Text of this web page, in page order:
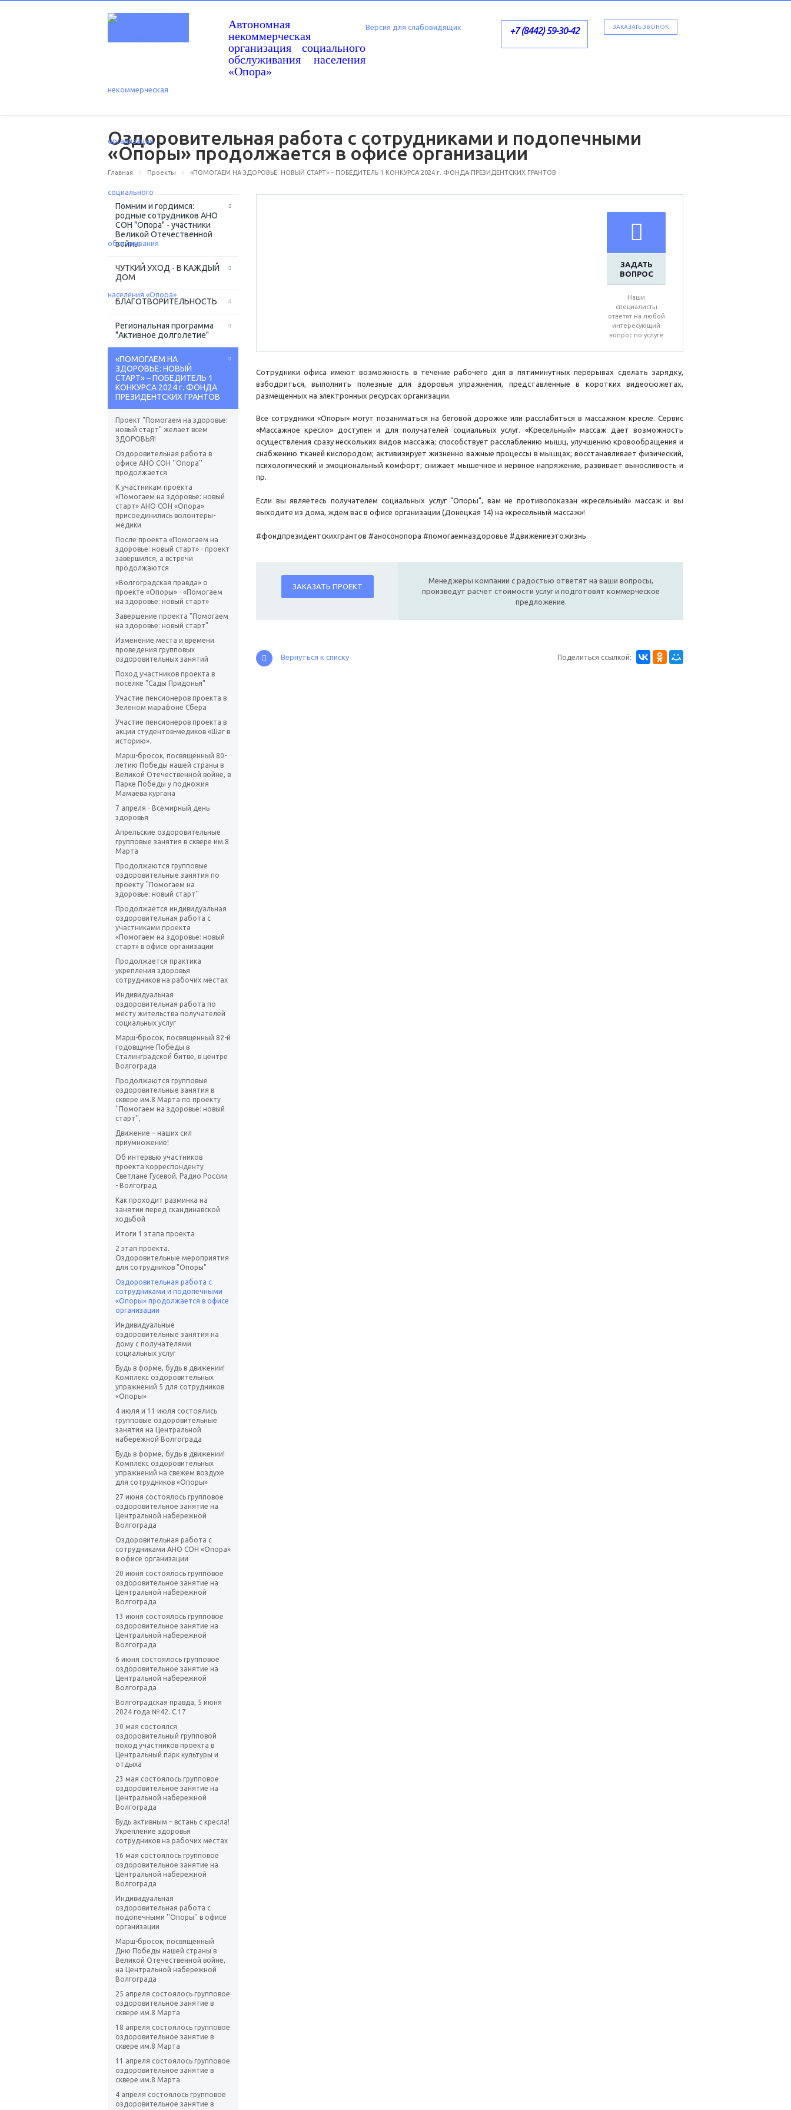
Автономная
некоммерческая
организация социального
обслуживания населения
«Опора»
ЗАКАЗАТЬ ЗВОНОК
+7 (8442) 59-30-42
Версия для слабовидящих
Оздоровительная работа с сотрудниками и подопечными
«Опоры» продолжается в офисе организации
Главная Проекты «ПОМОГАЕМ НА ЗДОРОВЬЕ: НОВЫЙ СТАРТ» – ПОБЕДИТЕЛЬ 1 КОНКУРСА 2024 г. ФОНДА ПРЕЗИДЕНТСКИХ ГРАНТОВ
Помним и гордимся:
родные сотрудников АНО
СОН "Опора" - участники
Великой Отечественной
войны
ЧУТКИЙ УХОД - В КАЖДЫЙ
ДОМ
БЛАГОТВОРИТЕЛЬНОСТЬ
Региональная программа
"Активное долголетие"
«ПОМОГАЕМ НА
ЗДОРОВЬЕ: НОВЫЙ
СТАРТ» – ПОБЕДИТЕЛЬ 1
КОНКУРСА 2024 г. ФОНДА
ПРЕЗИДЕНТСКИХ ГРАНТОВ
Проект "Помогаем на здоровье:
новый старт" желает всем
ЗДОРОВЬЯ!
Оздоровительная работа в
офисе АНО СОН ''Опора''
продолжается
К участникам проекта
«Помогаем на здоровье: новый
старт» АНО СОН «Опора»
присоединились волонтеры-
медики
После проекта «Помогаем на
здоровье: новый старт» - проект
завершился, а встречи
продолжаются
«Волгоградская правда» о
проекте «Опоры» - «Помогаем
на здоровье: новый старт»
Завершение проекта "Помогаем
на здоровье: новый старт"
Изменение места и времени
проведения групповых
оздоровительных занятий
Поход участников проекта в
поселке "Сады Придонья"
Участие пенсионеров проекта в
Зеленом марафоне Сбера
Участие пенсионеров проекта в
акции студентов-медиков «Шаг в
историю».
Марш-бросок, посвященный 80-
летию Победы нашей страны в
Великой Отечественной войне, в
Парке Победы у подножия
Мамаева кургана
7 апреля - Всемирный день
здоровья
Апрельские оздоровительные
групповые занятия в сквере им.8
Марта
Продолжаются групповые
оздоровительные занятия по
проекту ''Помогаем на
здоровье: новый старт''
Продолжается индивидуальная
оздоровительная работа с
участниками проекта
«Помогаем на здоровье: новый
старт» в офисе организации
Продолжается практика
укрепления здоровья
сотрудников на рабочих местах
Индивидуальная
оздоровительная работа по
месту жительства получателей
социальных услуг
Марш-бросок, посвященный 82-й
годовщине Победы в
Сталинградской битве, в центре
Волгограда
Продолжаются групповые
оздоровительные занятия в
сквере им.8 Марта по проекту
''Помогаем на здоровье: новый
старт'',
Движение – наших сил
приумножение!
Об интервью участников
проекта корреспонденту
Светлане Гусевой, Радио России
- Волгоград
Как проходит разминка на
занятии перед скандинавской
ходьбой
Итоги 1 этапа проекта
2 этап проекта.
Оздоровительные мероприятия
для сотрудников "Опоры"
Оздоровительная работа с
сотрудниками и подопечными
«Опоры» продолжается в офисе
организации
Индивидуальные
оздоровительные занятия на
дому с получателями
социальных услуг
Будь в форме, будь в движении!
Комплекс оздоровительных
упражнений 5 для сотрудников
«Опоры»
4 июля и 11 июля состоялись
групповые оздоровительные
занятия на Центральной
набережной Волгограда
Будь в форме, будь в движении!
Комплекс оздоровительных
упражнений на свежем воздухе
для сотрудников «Опоры»
27 июня состоялось групповое
оздоровительное занятие на
Центральной набережной
Волгограда
Оздоровительная работа с
сотрудниками АНО СОН «Опора»
в офисе организации
20 июня состоялось групповое
оздоровительное занятие на
Центральной набережной
Волгограда
13 июня состоялось групповое
оздоровительное занятие на
Центральной набережной
Волгограда
6 июня состоялось групповое
оздоровительное занятие на
Центральной набережной
Волгограда
Волгоградская правда, 5 июня
2024 года №42. С.17
30 мая состоялся
оздоровительный групповой
поход участников проекта в
Центральный парк культуры и
отдыха
23 мая состоялось групповое
оздоровительное занятие на
Центральной набережной
Волгограда
Будь активным – встань с кресла!
Укрепление здоровья
сотрудников на рабочих местах
16 мая состоялось групповое
оздоровительное занятие на
Центральной набережной
Волгограда
Индивидуальная
оздоровительная работа с
подопечными ''Опоры'' в офисе
организации
Марш-бросок, посвященный
Дню Победы нашей страны в
Великой Отечественной войне,
на Центральной набережной
Волгограда
25 апреля состоялось групповое
оздоровительное занятие в
сквере им.8 Марта
18 апреля состоялось групповое
оздоровительное занятие в
сквере им.8 Марта
11 апреля состоялось групповое
оздоровительное занятие в
сквере им.8 Марта
4 апреля состоялось групповое
оздоровительное занятие в
ЗАДАТЬ
ВОПРОС
Наши
специалисты
ответят на любой
интересующий
вопрос по услуге
Сотрудники офиса имеют возможность в течение рабочего дня в пятиминутных перерывах сделать зарядку,
взбодриться, выполнить полезные для здоровья упражнения, представленные в коротких видеосюжетах,
размещенных на электронных ресурсах организации.
Все сотрудники «Опоры» могут позаниматься на беговой дорожке или расслабиться в массажном кресле. Сервис
«Массажное кресло» доступен и для получателей социальных услуг. «Кресельный» массаж дает возможность
осуществления сразу нескольких видов массажа; способствует расслаблению мышц, улучшению кровообращения и
снабжению тканей кислородом; активизирует жизненно важные процессы в мышцах; восстанавливает физический,
психологический и эмоциональный комфорт; снижает мышечное и нервное напряжение, развивает выносливость и
пр.
Если вы являетесь получателем социальных услуг "Опоры", вам не противопоказан «кресельный» массаж и вы
выходите из дома, ждем вас в офисе организации (Донецкая 14) на «кресельный массаж»!
#фондпрезидентскихгрантов #аносонопора #помогаемназдоровье #движениеэтожизнь
ЗАКАЗАТЬ ПРОЕКТ
Менеджеры компании с радостью ответят на ваши вопросы,
произведут расчет стоимости услуг и подготовят коммерческое
предложение.
Поделиться ссылкой:
Вернуться к списку